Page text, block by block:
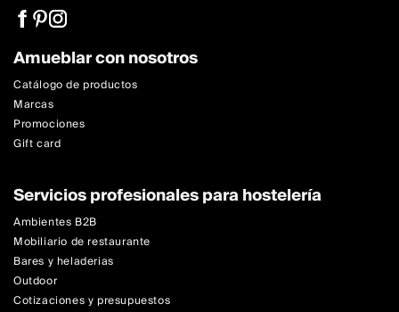
Amueblar con nosotros
Catálogo de productos
Marcas
Promociones
Gift card
Servicios profesionales para hostelería
Ambientes B2B
Mobiliario de restaurante
Bares y heladerias
Outdoor
Cotizaciones y presupuestos